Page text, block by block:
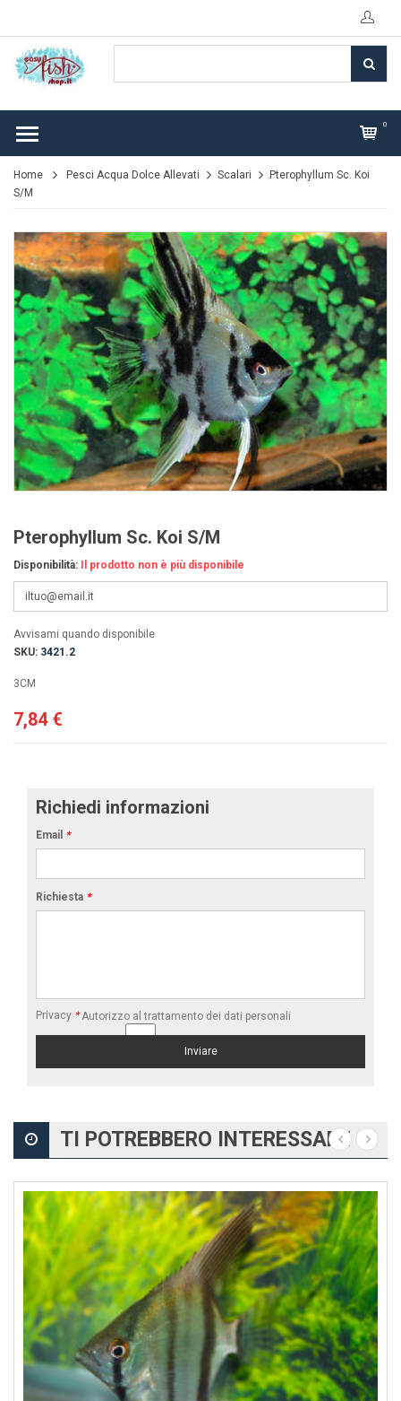
0
Home Pesci Acqua Dolce Allevati Scalari
Pterophyllum Sc. Koi
S/M
Pterophyllum Sc. Koi S/M
Disponibilità: Il prodotto non è più disponibile
Avvisami quando disponibile
SKU: 3421.2
3CM
7,84 €
Richiedi informazioni
Email *
Richiesta *
Privacy * Autorizzo al trattamento dei dati personali
TI POTREBBERO INTERESSARE